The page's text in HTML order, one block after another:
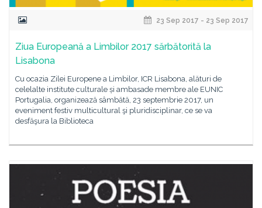
23 Sep 2017 - 23 Sep 2017
Ziua Europeană a Limbilor 2017 sărbătorită la
Lisabona
Cu ocazia Zilei Europene a Limbilor, ICR Lisabona, alături de
celelalte institute culturale și ambasade membre ale EUNIC
Portugalia, organizează sâmbătă, 23 septembrie 2017, un
eveniment festiv multicultural şi pluridisciplinar, ce se va
desfăşura la Biblioteca